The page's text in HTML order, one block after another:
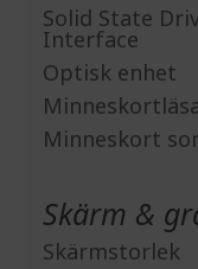
Solid State
Interface
Optisk enhet
Minneskort
Skärm &
Skärmstorlek